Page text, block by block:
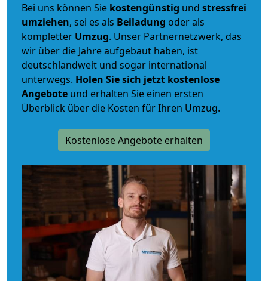
Bei uns können Sie kostengünstig und stressfrei
umziehen, sei es als Beiladung oder als
kompletter Umzug. Unser Partnernetzwerk, das
wir über die Jahre aufgebaut haben, ist
deutschlandweit und sogar international
unterwegs. Holen Sie sich jetzt kostenlose
Angebote und erhalten Sie einen ersten
Überblick über die Kosten für Ihren Umzug.
Kostenlose Angebote erhalten